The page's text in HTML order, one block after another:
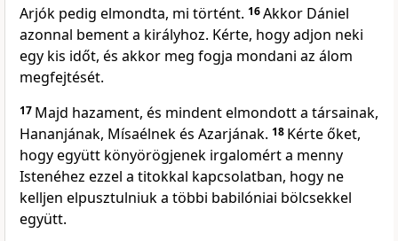
Arjók pedig elmondta, mi történt. 16Akkor Dániel
azonnal bement a királyhoz. Kérte, hogy adjon neki
egy kis időt, és akkor meg fogja mondani az álom
megfejtését.
17 Majd hazament, és mindent elmondott a társainak,
Hananjának, Mísaélnek és Azarjának. 18 Kérte őket,
hogy együtt könyörögjenek irgalomért a menny
Istenéhez ezzel a titokkal kapcsolatban, hogy ne
kelljen elpusztulniuk a többi babilóniai bölcsekkel
együtt.